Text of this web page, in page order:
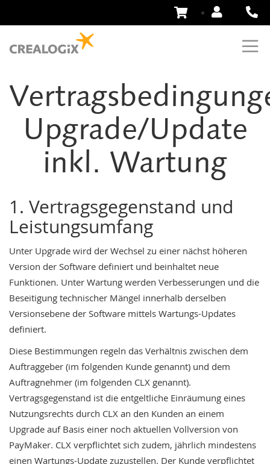
Zum
Inhalt
Upgrade/Update
inkl. Wartung
1. Vertragsgegenstand und
Leistungsumfang
Unter Upgrade wird der Wechsel zu einer nächst höheren
Version der Software definiert und beinhaltet neue
Funktionen. Unter Wartung werden Verbesserungen und die
Beseitigung technischer Mängel innerhalb derselben
Versionsebene der Software mittels Wartungs-Updates
definiert.
Diese Bestimmungen regeln das Verhältnis zwischen dem
Auftraggeber (im folgenden Kunde genannt) und dem
Auftragnehmer (im folgenden CLX genannt).
Vertragsgegenstand ist die entgeltliche Einräumung eines
Nutzungsrechts durch CLX an den Kunden an einem
Upgrade auf Basis einer noch aktuellen Vollversion von
PayMaker. CLX verpflichtet sich zudem, jährlich mindestens
einen Wartungs-Update zuzustellen. Der Kunde verpflichtet